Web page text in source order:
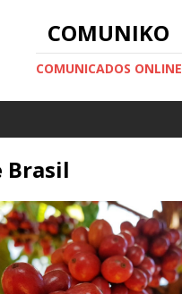
COMUNIKO
COMUNICADOS ONLINE
Brasil